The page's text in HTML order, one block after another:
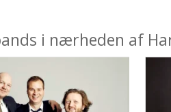
i nærheden af